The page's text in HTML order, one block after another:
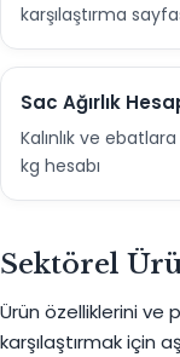
karşılaştırma
Sac Ağırlık
Kalınlık ve
kg hesabı
Sektörel
Ürün özelliklerini ve
karşılaştırmak için